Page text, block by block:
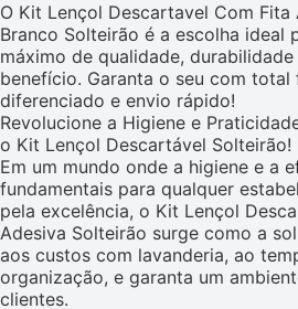
O Kit Lençol Descartavel Com
Branco Solteirão é a escolha ideal
máximo de qualidade,
benefício. Garanta o seu com
diferenciado e envio rápido!
Revolucione a Higiene e
o Kit Lençol Descartável Solteirão!
Em um mundo onde a higiene e a
fundamentais para qualquer
pela excelência, o Kit Lençol
Adesiva Solteirão surge como a
aos custos com lavanderia, ao
organização, e garanta um
clientes.